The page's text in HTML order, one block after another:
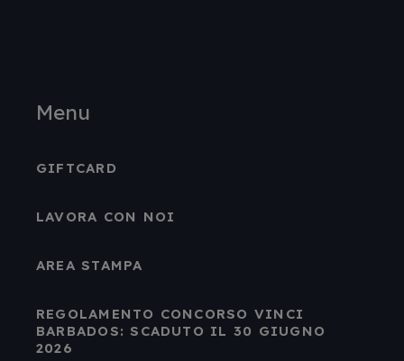
Menu
GIFTCARD
LAVORA CON NOI
AREA STAMPA
REGOLAMENTO CONCORSO VINCI
BARBADOS: SCADUTO IL 30 GIUGNO
2026